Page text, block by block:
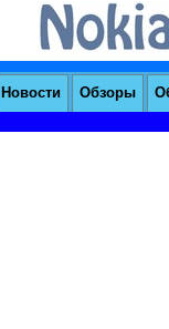
Новости Обзоры